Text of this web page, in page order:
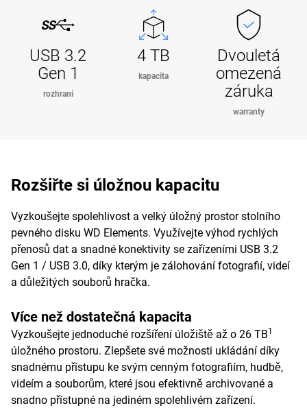
USB 3.2
Gen 1
rozhraní
4 TB
kapacita
Dvouletá
omezená
záruka
warranty
Rozšiřte si úložnou kapacitu
Vyzkoušejte spolehlivost a velký úložný prostor stolního
pevného disku WD Elements. Využívejte výhod rychlých
přenosů dat a snadné konektivity se zařízeními USB 3.2
Gen 1 / USB 3.0, díky kterým je zálohování fotografií, videí
a důležitých souborů hračka.
Více než dostatečná kapacita
Vyzkoušejte jednoduché rozšíření úložiště až o 26 TB1
úložného prostoru. Zlepšete své možnosti ukládání díky
snadnému přístupu ke svým cenným fotografiím, hudbě,
videím a souborům, které jsou efektivně archivované a
snadno přístupné na jediném spolehlivém zařízení.